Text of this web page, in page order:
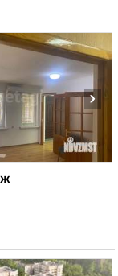
›